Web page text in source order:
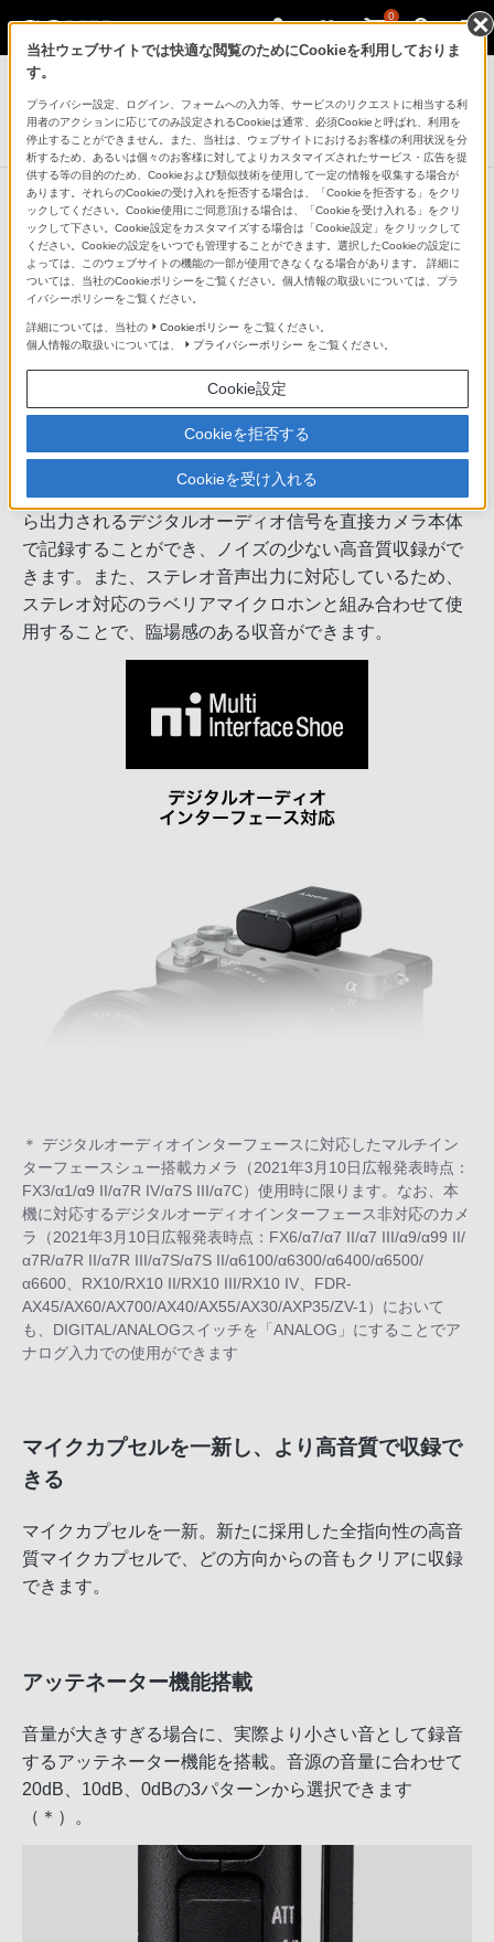
0
デジタル一眼カメラ α（アルファ）
ワイヤレスマイクロホン
ECM-W2BT
収音から録音まですべてデジタル対
応し、ノイズの少ない高音質収録を
実現
デジタルオーディオインターフェース対応
デジタルオーディオインターフェースに対応したマルチ
インターフェースシュー搭載のカメラ（＊）と接続する
ことで、ノイズの少ない音声収録を実現。レシーバーか
ら出力されるデジタルオーディオ信号を直接カメラ本体
で記録することができ、ノイズの少ない高音質収録がで
きます。また、ステレオ音声出力に対応しているため、
ステレオ対応のラベリアマイクロホンと組み合わせて使
用することで、臨場感のある収音ができます。
＊ デジタルオーディオインターフェースに対応したマルチイン
ターフェースシュー搭載カメラ（2021年3月10日広報発表時点：
FX3/α1/α9 II/α7R IV/α7S III/α7C）使用時に限ります。なお、本
機に対応するデジタルオーディオインターフェース非対応のカメ
ラ（2021年3月10日広報発表時点：FX6/α7/α7 II/α7 III/α9/α99 II/
α7R/α7R II/α7R III/α7S/α7S II/α6100/α6300/α6400/α6500/
α6600、RX10/RX10 II/RX10 III/RX10 IV、FDR-
AX45/AX60/AX700/AX40/AX55/AX30/AXP35/ZV-1）において
も、DIGITAL/ANALOGスイッチを「ANALOG」にすることでア
ナログ入力での使用ができます
マイクカプセルを一新し、より高音質で収録で
きる
マイクカプセルを一新。新たに採用した全指向性の高音
質マイクカプセルで、どの方向からの音もクリアに収録
できます。
アッテネーター機能搭載
音量が大きすぎる場合に、実際より小さい音として録音
するアッテネーター機能を搭載。音源の音量に合わせて
20dB、10dB、0dBの3パターンから選択できます
（＊）。
当社ウェブサイトでは快適な閲覧のためにCookieを利用しておりま
す。
プライバシー設定、ログイン、フォームへの入力等、サービスのリクエストに相当する利
用者のアクションに応じてのみ設定されるCookieは通常、必須Cookieと呼ばれ、利用を
停止することができません。また、当社は、ウェブサイトにおけるお客様の利用状況を分
析するため、あるいは個々のお客様に対してよりカスタマイズされたサービス・広告を提
供する等の目的のため、Cookieおよび類似技術を使用して一定の情報を収集する場合が
あります。それらのCookieの受け入れを拒否する場合は、「Cookieを拒否する」をクリ
ックしてください。Cookie使用にご同意頂ける場合は、「Cookieを受け入れる」をクリ
ックして下さい。Cookie設定をカスタマイズする場合は「Cookie設定」をクリックして
ください。Cookieの設定をいつでも管理することができます。選択したCookieの設定に
よっては、このウェブサイトの機能の一部が使用できなくなる場合があります。 詳細に
ついては、当社のCookieポリシーをご覧ください。個人情報の取扱いについては、プラ
イバシーポリシーをご覧ください。
詳細については、当社の Cookieポリシー をご覧ください。
個人情報の取扱いについては、
プライバシーポリシー をご覧ください。
Cookie設定
Cookieを拒否する
Cookieを受け入れる